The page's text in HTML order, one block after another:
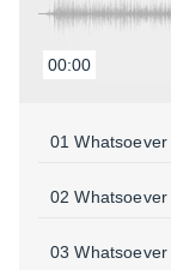
00:00
01
02 What­soe­ver
03 What­soe­ver